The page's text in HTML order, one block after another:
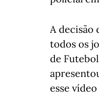
A decisão
todos os
de
esse